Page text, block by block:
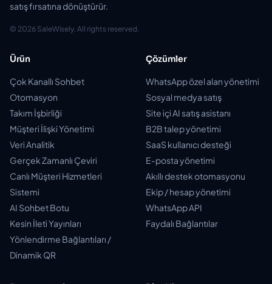
satış fırsatına dönüştürür.
© 2026 SaleWisely. All rights reserved.
Ürün
Çok Kanallı Sohbet
Otomasyon
Takım İşbirliği
Müşteri İlişki Yönetimi
Veri Analitik
Gerçek Zamanlı Çeviri
Canlı Müşteri Hizmetleri
Sistemi
AI Sohbet Botu
Kesin İleti Yayınları
Yönlendirme Bağlantıları /
Dinamik QR
Çözümler
WhatsApp özel alan yönetimi
Sosyal medya satış
Site içi AI satış asistanı
B2B talep yönetimi
SaaS kullanıcı desteği
E-posta yönetimi
Akıllı destek otomasyonu
Ekip / hesap yönetimi
WhatsApp API
Faydalı Bağlantılar